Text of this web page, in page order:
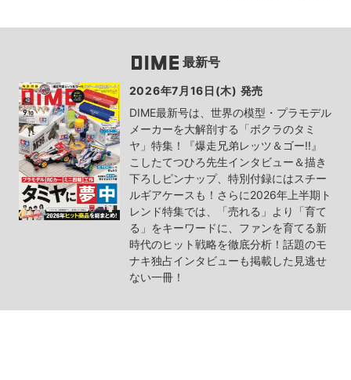
最新号
2026年7月16日(木) 発売
DIME最新号は、世界の模型・プラモデル
メーカーを大解剖する「ボクラのタミ
ヤ」特集！『爆走兄弟レッツ＆ゴー!!』
こしたてつひろ先生インタビュー＆描き
下ろしピンナップ、特別付録にはスチー
ルギアケースも！さらに2026年上半期ト
レンド特集では、「売れる」より「育て
る」をキーワードに、ファンを育てる新
時代のヒット戦略を徹底分析！話題のモ
ナキ独占インタビューも掲載した見逃せ
ない一冊！